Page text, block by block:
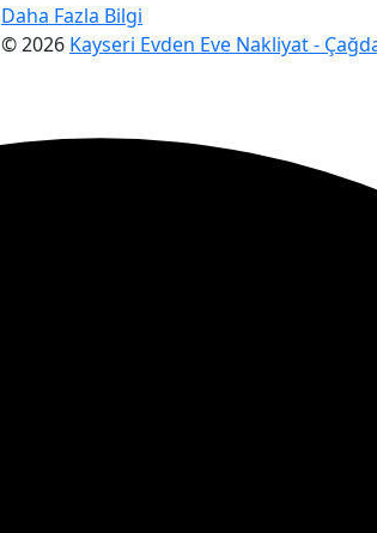
Daha Fazla Bilgi
© 2026 Kayseri Evden Eve Nakliyat -